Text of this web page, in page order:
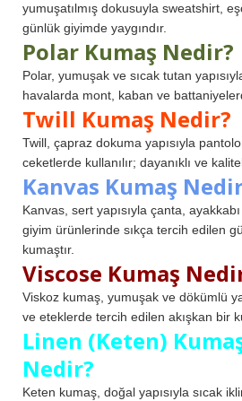
yumuşatılmış dokusuyla sweatshirt,
günlük giyimde yaygındır.
Polar Kumaş Nedir?
Polar, yumuşak ve sıcak tutan
havalarda mont, kaban ve
Twill Kumaş Nedir?
Twill, çapraz dokuma yapısıyla
ceketlerde kullanılır; dayanıklı ve
Kanvas Kumaş
Kanvas, sert yapısıyla çanta,
giyim ürünlerinde sıkça tercih edilen
kumaştır.
Viscose Kumaş
Viskoz kumaş, yumuşak ve dökümlü
ve eteklerde tercih edilen akışkan bir
Linen (Keten)
Nedir?
Keten kumaş, doğal yapısıyla sıcak